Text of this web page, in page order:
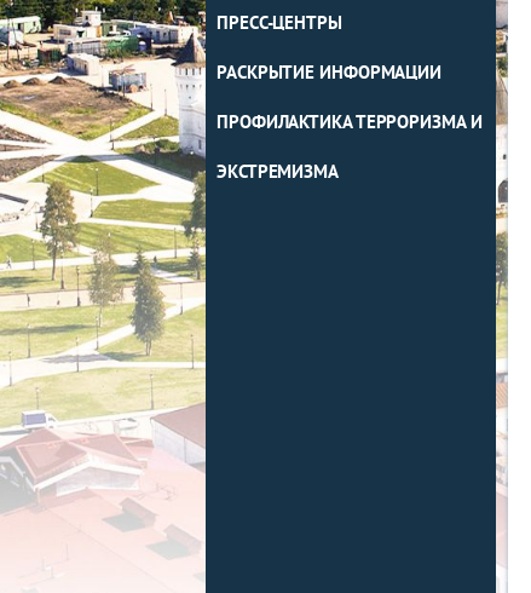
ПРЕСС-ЦЕНТРЫ
РАСКРЫТИЕ ИНФОРМАЦИИ
ПРОФИЛАКТИКА ТЕРРОРИЗМА И
ЭКСТРЕМИЗМА